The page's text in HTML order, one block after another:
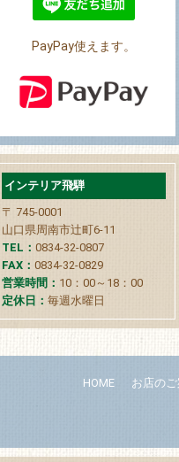
PayPay使えます。
インテリア飛騨
〒 745-0001
山口県周南市辻町6-11
TEL： 0834-32-0807
FAX： 0834-32-0829
営業時間： 10：00～18：00
定休日： 毎週水曜日
HOME お店の